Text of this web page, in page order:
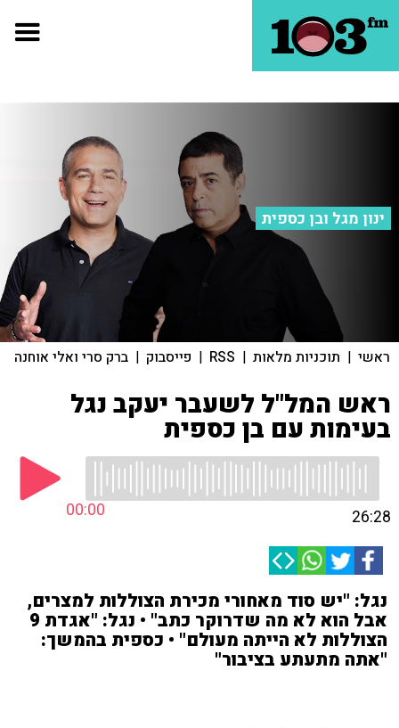
ינון מגל ובן כספית
ראשי | תוכניות מלאות |
RSS
| פייסבוק | ברק סרי ואלי אוחנה
ראש המל"ל לשעבר יעקב נגל
בעימות עם בן כספית
00:00 26:28
נגל: "יש סוד מאחורי מכירת הצוללות למצרים,
אבל הוא לא מה שדרוקר כתב" • נגל: "אגדת 9
הצוללות לא הייתה מעולם" • כספית בהמשך:
"אתה מתעתע בציבור"